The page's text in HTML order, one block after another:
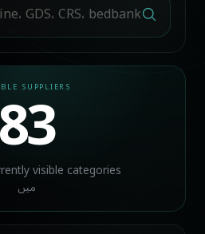
SUPPLIERS
میں